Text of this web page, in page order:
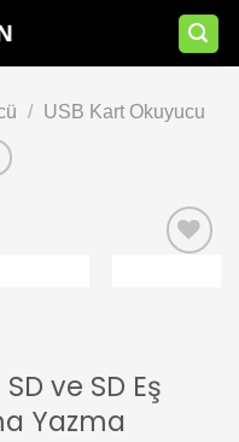
/ USB Kart Okuyucu
ve SD Eş
Yazma